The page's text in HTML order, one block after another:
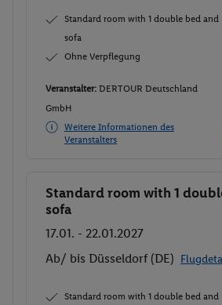
Standard room with 1 double bed and
sofa
Ohne Verpflegung
Veranstalter: DERTOUR Deutschland
GmbH
Weitere Informationen des
Veranstalters
Buchen
Standard room with 1
sofa
17.01. - 22.01.2027
Ab/ bis Düsseldorf (DE)
Standard room with 1 double bed and